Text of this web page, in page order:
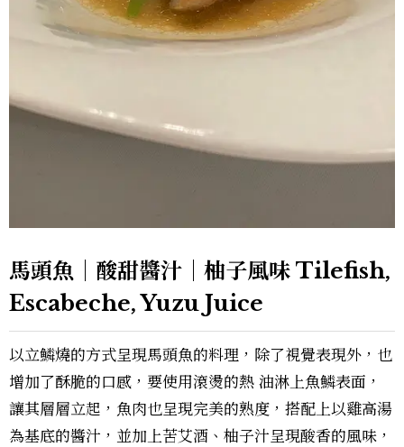
馬頭魚｜酸甜醬汁｜柚子風味 Tilefish,
Escabeche, Yuzu Juice
以立鱗燒的方式呈現馬頭魚的料理，除了視覺表現外，也
增加了酥脆的口感，要使用滾燙的熱 油淋上魚鱗表面，
讓其層層立起，魚肉也呈現完美的熟度，搭配上以雞高湯
為基底的醬汁，並加上苦艾酒、柚子汁呈現酸香的風味，